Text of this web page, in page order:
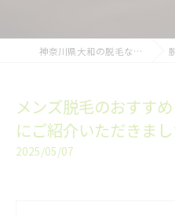
神奈川県大和の脱毛ならメンズ脱毛サロンRASHINDO大和店 脱毛
メンズ脱毛のおすすめ
にご紹介いただきまし
2025/05/07